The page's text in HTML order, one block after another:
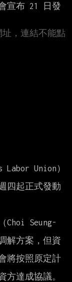
宣布 21 日發
，連結不能點
Labor Union）
四起正式發動
Choi Seung-
解方案，但資
將按照原定計
方達成協議。